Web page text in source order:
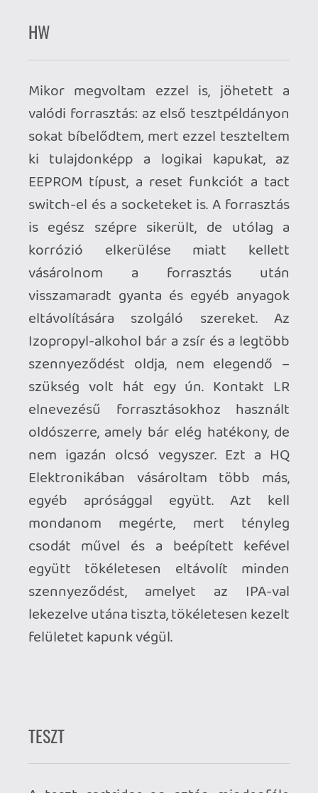
rajongóinak. Remélem, hogy aki úgy dönt,
igazán nagy örömét leli majd ezekben a
játékokban.
DESIGN
Elkészültek a különböző image
variánsok, amelyekkel egész estéket
bíbelődtem el, mire végignyálazva a C64
éra legjobbjait, sikerült összeválogatnom
azokat a játékokat, amelyeket a
megfelelő törés, verzió, méret és
stabilitás alapján be tudtam válogatni a
gyűjteménybe. Ezeket aztán változó
felállásokban a szintén napokig tartó
tesztelés és nyúzás után szépen
átkonvertáltam a VICE-al a megfelelő
formátumra és kiírtam a vadiúj, NOS (New
Old Stock) EEPROM chipekbe a TL866-os
USB-s írómmal. Jöhetett a valódi vason
történő stressz-teszt és nyúzda, amely
elég idegörlő volt révén, hogy különböző
gépeken, eltérő BIOS-sal és verziójú
alaplapokon is ki akartam hajtani az
összes lehetséges változatot.